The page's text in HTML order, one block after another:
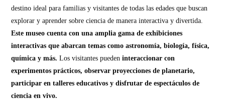
destino ideal para familias y visitantes de todas las edades que buscan
explorar y aprender sobre ciencia de manera interactiva y divertida.
Este museo cuenta con una amplia gama de exhibiciones
interactivas que abarcan temas como astronomía, biología, física,
química y más.Los visitantes puedeninteraccionar con
experimentos prácticos, observar proyecciones de planetario,
participar en talleres educativos y disfrutar de espectáculos de
ciencia en vivo.